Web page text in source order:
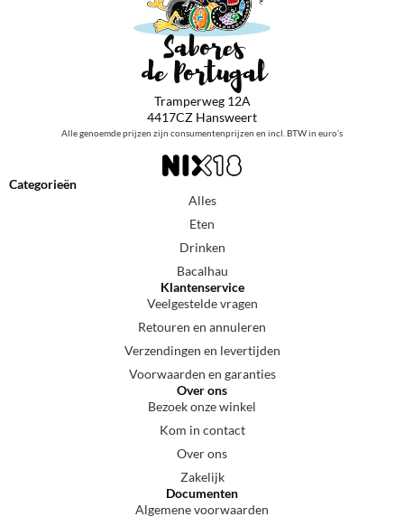
Tramperweg 12A
4417CZ Hansweert
Alle genoemde prijzen zijn consumentenprijzen en incl. BTW in euro’s
Categorieën
Alles
Eten
Drinken
Bacalhau
Klantenservice
Veelgestelde vragen
Retouren en annuleren
Verzendingen en levertijden
Voorwaarden en garanties
Over ons
Bezoek onze winkel
Kom in contact
Over ons
Zakelijk
Documenten
Algemene voorwaarden